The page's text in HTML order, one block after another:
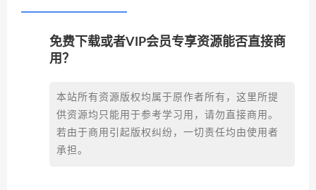
免费下载或者VIP会员专享资源能否直接商
用？
本站所有资源版权均属于原作者所有，这里所提
供资源均只能用于参考学习用，请勿直接商用。
若由于商用引起版权纠纷，一切责任均由使用者
承担。